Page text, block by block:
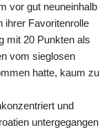
vor gut neuneinhalb
ihrer Favoritenrolle
mit 20 Punkten als
vom sieglosen
hatte, kaum zu
und
untergegangen